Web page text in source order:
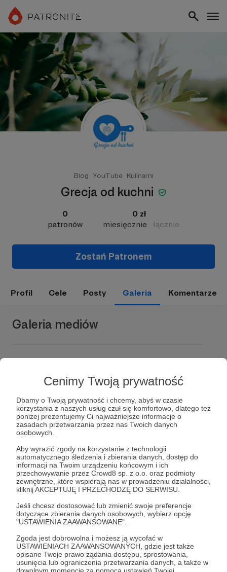
Cenimy Twoją prywatność
Dbamy o Twoją prywatność i chcemy, abyś w czasie
korzystania z naszych usług czuł się komfortowo, dlatego też
poniżej prezentujemy Ci najważniejsze informacje o
zasadach przetwarzania przez nas Twoich danych
osobowych.
Aby wyrazić zgody na korzystanie z technologii
automatycznego śledzenia i zbierania danych, dostęp do
informacji na Twoim urządzeniu końcowym i ich
przechowywanie przez Crowd8 sp. z o.o. oraz podmioty
zewnętrzne, które wspierają nas w prowadzeniu działalności,
kliknij AKCEPTUJĘ I PRZECHODZĘ DO SERWISU.
Jeśli chcesz dostosować lub zmienić swoje preferencje
dotyczące zbierania danych osobowych, wybierz opcję
"USTAWIENIA ZAAWANSOWANE".
Zgoda jest dobrowolna i możesz ją wycofać w
USTAWIENIACH ZAAWANSOWANYCH, gdzie jest także
opisane Twoje prawo żądania dostępu, sprostowania,
usunięcia lub ograniczenia przetwarzania danych, a także w
Blog YouTube Kulinarni
Grecja od kuchni
0
patronów
0 zł
miesięcznie
łącznie
Zostań Patronem
Profil Cele Posty Galeria Komentarze
Galeria mediów
Dołącz do grona Patronów!
Wesprzyj działalność AutoraGrecja od kuchnijuż
teraz!
Zostań Patronem
Promowani autorzy